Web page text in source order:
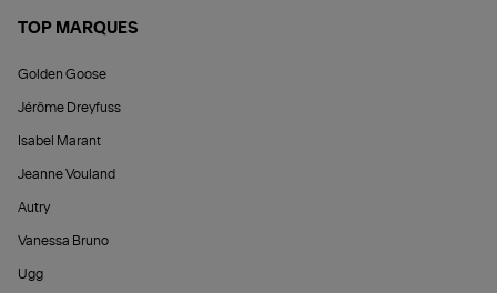
TOP MARQUES
Golden Goose
Jérôme Dreyfuss
Isabel Marant
Jeanne Vouland
Autry
Vanessa Bruno
Ugg